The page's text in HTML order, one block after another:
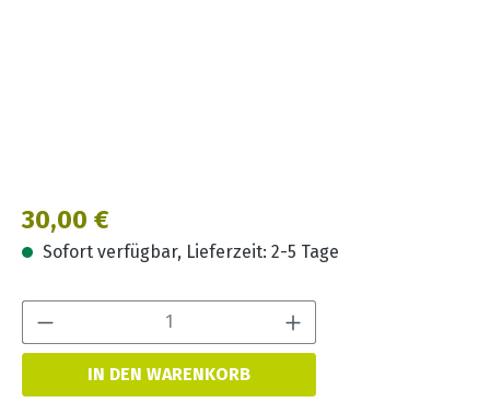
Regulärer Preis:
30,00 €
Sofort verfügbar, Lieferzeit: 2-5 Tage
IN DEN WARENKORB